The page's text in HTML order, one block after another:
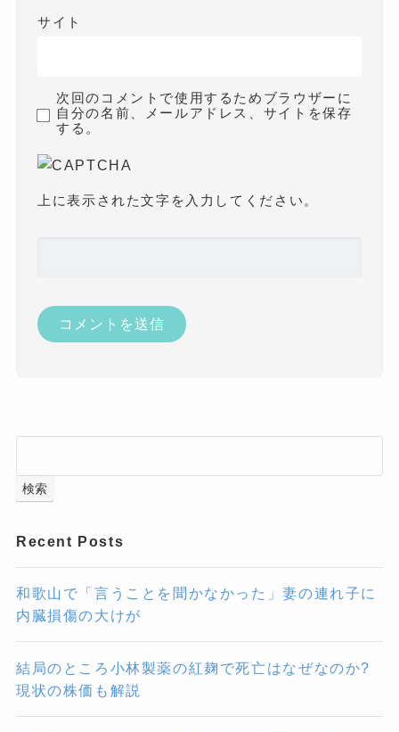
サイト
次回のコメントで使用するためブラウザーに
自分の名前、メールアドレス、サイトを保存
する。
上に表示された文字を入力してください。
検索
Recent Posts
和歌山で「言うことを聞かなかった」妻の連れ子に
内臓損傷の大けが
結局のところ小林製薬の紅麹で死亡はなぜなのか?
現状の株価も解説